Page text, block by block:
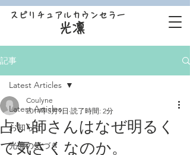
スピリチュアルカウンセラー
光凛
記事
Latest Articles
お知らせ
光凛の気づき
Latest Articles
占い師さんはなぜ明るく
て気さくなのか。
Coulyne
2014年3月9日 読了時間: 2分